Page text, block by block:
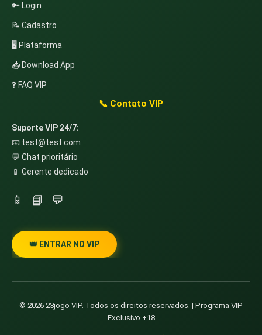
🔑 Login
📝 Cadastro
🖥️ Plataforma
📥 Download App
❓ FAQ VIP
📞 Contato VIP
Suporte VIP 24/7:
📧 test@test.com
💬 Chat prioritário
📱 Gerente dedicado
📱 📘 💬
👑 ENTRAR NO VIP
© 2026 23jogo VIP. Todos os direitos reservados. | Programa VIP
Exclusivo +18